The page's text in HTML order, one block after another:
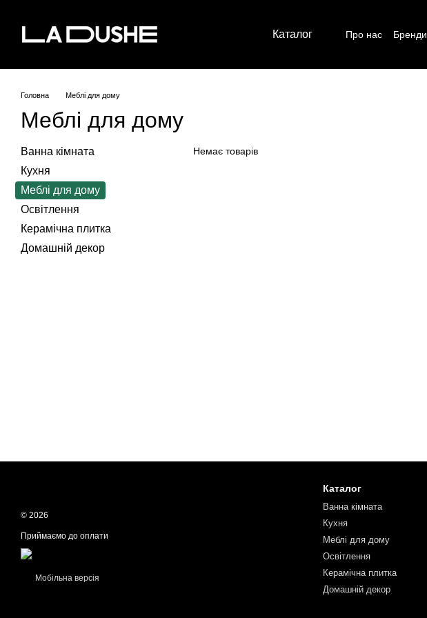
Каталог Про нас Бренди
Головна Меблі для дому
Меблі для дому
Немає товарів
Ванна кімната
Кухня
Меблі для дому
Освітлення
Керамічна плитка
Домашній декор
© 2026
Приймаємо до оплати
Мобільна версія
Каталог
Ванна кімната
Кухня
Меблі для дому
Освітлення
Керамічна плитка
Домашній декор